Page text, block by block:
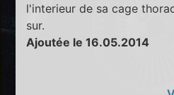
l'interieur de sa cage
sur.
Ajoutée le 16.05.2014